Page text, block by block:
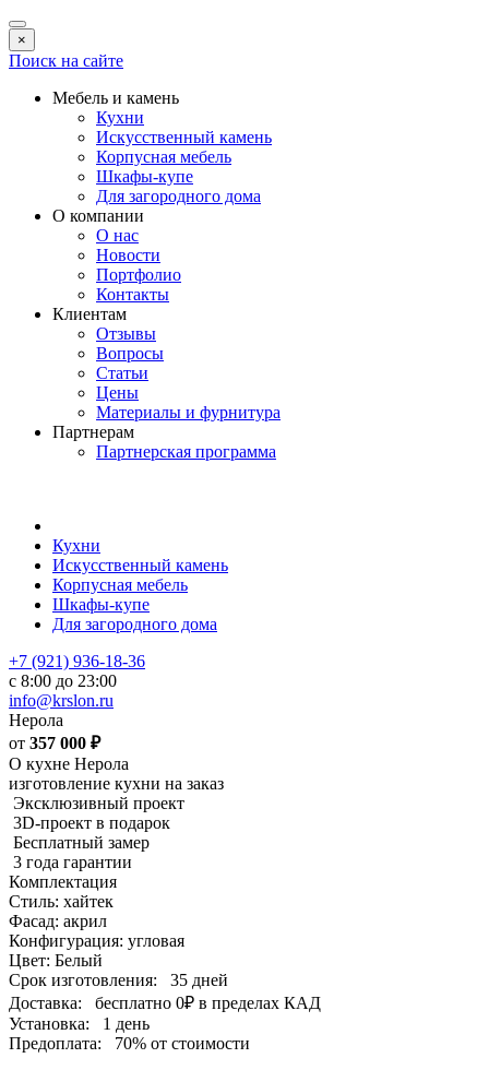
×
Поиск на сайте
Мебель и камень
Кухни
Искусственный камень
Корпусная мебель
Шкафы-купе
Для загородного дома
О компании
О нас
Новости
Портфолио
Контакты
Клиентам
Отзывы
Вопросы
Статьи
Цены
Материалы и фурнитура
Партнерам
Партнерская программа
Кухни
Искусственный камень
Корпусная мебель
Шкафы-купе
Для загородного дома
+7 (921) 936-18-36
с 8:00 до 23:00
info@krslon.ru
Нерола
от 357 000 ₽
О кухне Нерола
изготовление кухни на заказ
Эксклюзивный проект
3D-проект в подарок
Бесплатный замер
3 года гарантии
Комплектация
Стиль: хайтек
Фасад: акрил
Конфигурация: угловая
Цвет: Белый
Срок изготовления:
35 дней
Доставка:
бесплатно 0₽ в пределах КАД
Установка:
1 день
Предоплата:
70% от стоимости